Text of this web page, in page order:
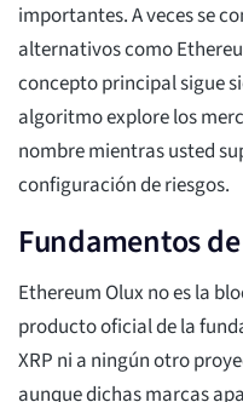
importantes. A veces se
alternativos como
concepto principal sigue
algoritmo explore los
nombre mientras usted
configuración de riesgos.
Fundamentos
Ethereum Olux no es la
producto oficial de la
XRP ni a ningún otro
aunque dichas marcas